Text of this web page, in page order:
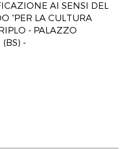
AI SENSI DEL
“PER LA CULTURA
- PALAZZO
-